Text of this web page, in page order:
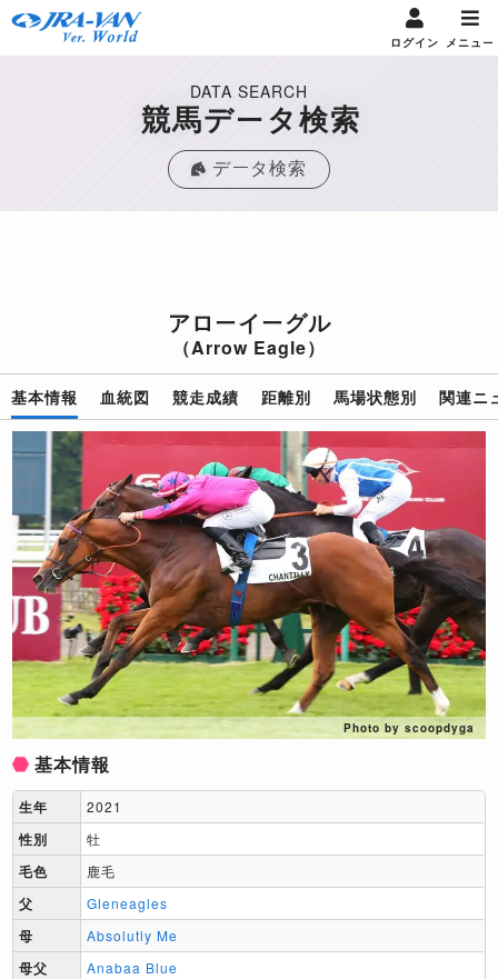
ログイン メニュー
DATA SEARCH
競馬データ検索
データ検索
アローイーグル
（Arrow Eagle）
基本情報 血統図 競走成績 距離別 馬場状態別 関連ニ
Photo by scoopdyga
基本情報
生年 2021
性別 牡
毛色 鹿毛
父 Gleneagles
母 Absolutly Me
母父 Anabaa Blue